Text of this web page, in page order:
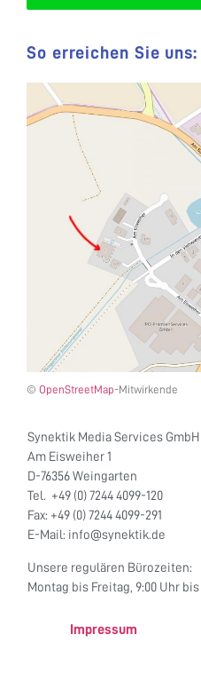
So erreichen Sie uns:
© OpenStreetMap-Mitwirkende
Synektik Media Services GmbH
Am Eisweiher 1
D-76356 Weingarten
Tel. +49 (0) 7244 4099-120
Fax: +49 (0) 7244 4099-291
E-Mail: info@synektik.de
Unsere regulären Bürozeiten:
Montag bis Freitag, 9:00 Uhr bis
Impressum